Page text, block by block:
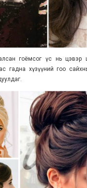
гоёмсог үс нь цэвэр
гадна хүзүүний гоо